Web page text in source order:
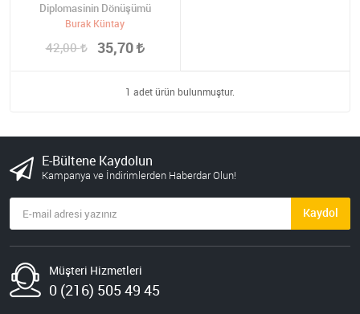
Diplomasinin Dönüşümü
Burak Küntay
42,00 35,70
1 adet ürün bulunmuştur.
E-Bültene Kaydolun
Kampanya ve İndirimlerden Haberdar Olun!
Kaydol
Müşteri Hizmetleri
0 (216) 505 49 45